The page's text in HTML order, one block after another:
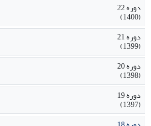
دوره 22
(1400)
دوره 21
(1399)
دوره 20
(1398)
دوره 19
(1397)